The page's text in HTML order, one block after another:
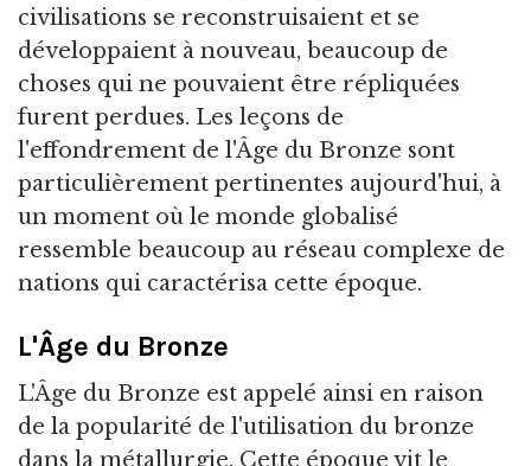
civilisations se reconstruisaient et se
développaient à nouveau, beaucoup de
choses qui ne pouvaient être répliquées
furent perdues. Les leçons de
l'effondrement de l'Âge du Bronze sont
particulièrement pertinentes aujourd'hui, à
un moment où le monde globalisé
ressemble beaucoup au réseau complexe de
nations qui caractérisa cette époque.
L'Âge du Bronze
L'Âge du Bronze est appelé ainsi en raison
de la popularité de l'utilisation du bronze
dans la métallurgie. Cette époque vit le